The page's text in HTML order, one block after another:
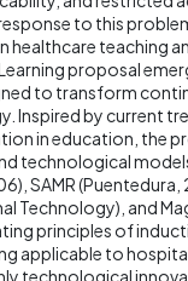
to this
healthcare teaching
proposal
to transform
Inspired by current
in education, the
technological
SAMR (Puentedura,
Technology), and
principles of
applicable to
technological